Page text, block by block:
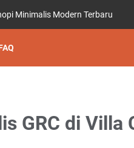
Minimalis Modern Terbaru
GRC di Villa